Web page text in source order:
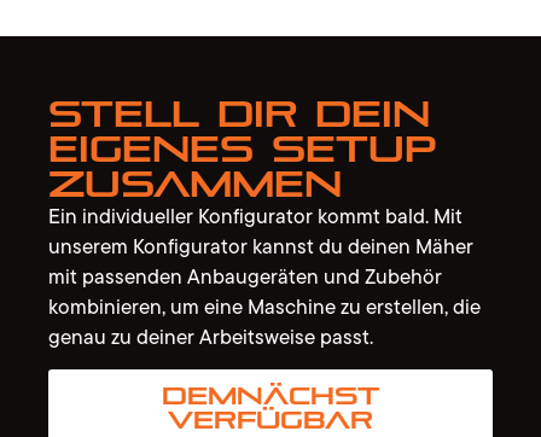
Stell dir dein
eigenes Setup
zusammen
Ein individueller Konfigurator kommt bald. Mit
unserem Konfigurator kannst du deinen Mäher
mit passenden Anbaugeräten und Zubehör
kombinieren, um eine Maschine zu erstellen, die
genau zu deiner Arbeitsweise passt.
Demnächst
verfügbar